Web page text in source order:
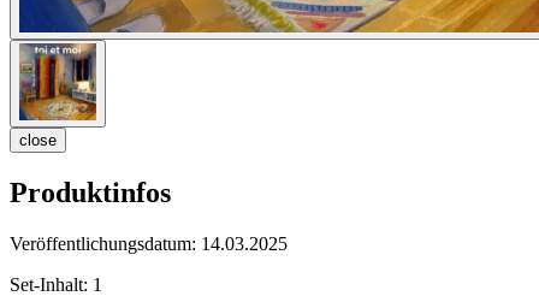
close
Produktinfos
Veröffentlichungsdatum: 14.03.2025
Set-Inhalt: 1